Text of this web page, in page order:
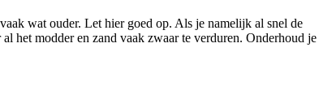
wat ouder. Let hier goed op. Als je namelijk al snel de
het modder en zand vaak zwaar te verduren. Onderhoud je